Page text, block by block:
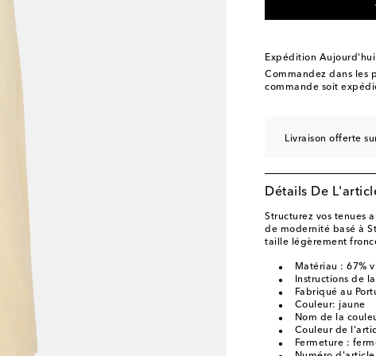
Expédition Aujourd'hui
Commandez dans les
commande soit
Livraison offerte
Détails De
Structurez vos tenues
de modernité basé à
taille légèrement
Matériau : 67%
Instructions de
Fabriqué au
Couleur: jaune
Nom de la
Couleur de
Fermeture :